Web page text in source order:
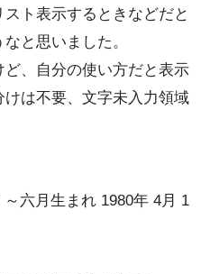
ト表示するときなどだと
と思いました。
、自分の使い方だと表示
は不要、文字未入力領域
六月生まれ 1980年 4月 1